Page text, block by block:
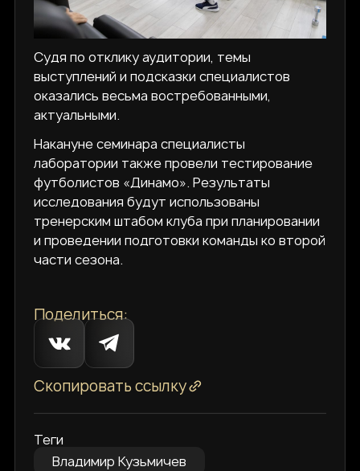
Судя по отклику аудитории, темы
выступлений и подсказки специалистов
оказались весьма востребованными,
актуальными.
Накануне семинара специалисты
лаборатории также провели тестирование
футболистов «Динамо». Результаты
исследования будут использованы
тренерским штабом клуба при планировании
и проведении подготовки команды ко второй
части сезона.
Поделиться:
Скопировать ссылку
Теги
Владимир Кузьмичев